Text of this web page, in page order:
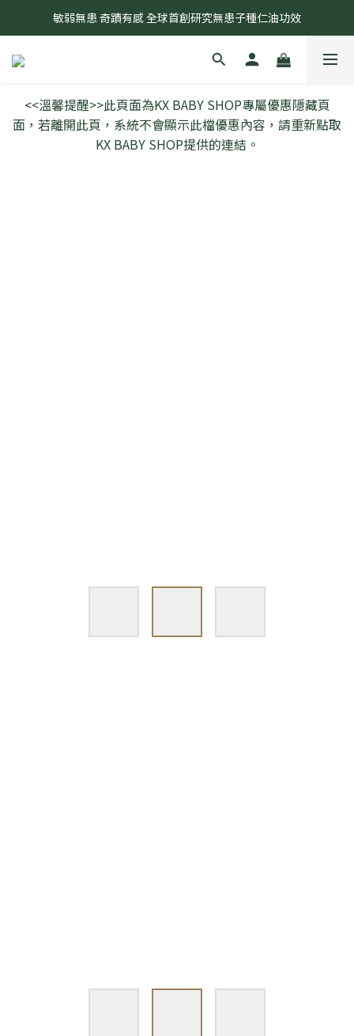
奇蹟莊園2026年開始以「專利成分與研發中心」持續為大家服務
敏弱無患 奇蹟有感 全球首創研究無患子種仁油功效
奇蹟莊園2026年開始以「專利成分與研發中心」持續為大家服務
<<溫馨提醒>>此頁面為KX BABY SHOP專屬優惠隱藏頁
面，若離開此頁，系統不會顯示此檔優惠內容，請重新點取
KX BABY SHOP提供的連結。